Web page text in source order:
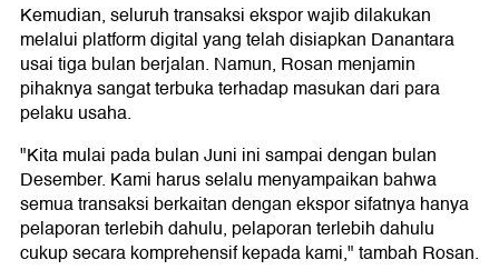
Kemudian, seluruh transaksi ekspor wajib dilakukan
melalui platform digital yang telah disiapkan Danantara
usai tiga bulan berjalan. Namun, Rosan menjamin
pihaknya sangat terbuka terhadap masukan dari para
pelaku usaha.
"Kita mulai pada bulan Juni ini sampai dengan bulan
Desember. Kami harus selalu menyampaikan bahwa
semua transaksi berkaitan dengan ekspor sifatnya hanya
pelaporan terlebih dahulu, pelaporan terlebih dahulu
cukup secara komprehensif kepada kami," tambah Rosan.